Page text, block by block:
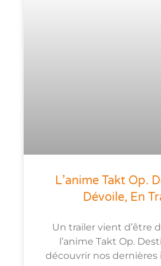
L’anime Takt Op.
Dévoile, En
Un trailer vient d’être
l’anime Takt Op.
découvrir nos